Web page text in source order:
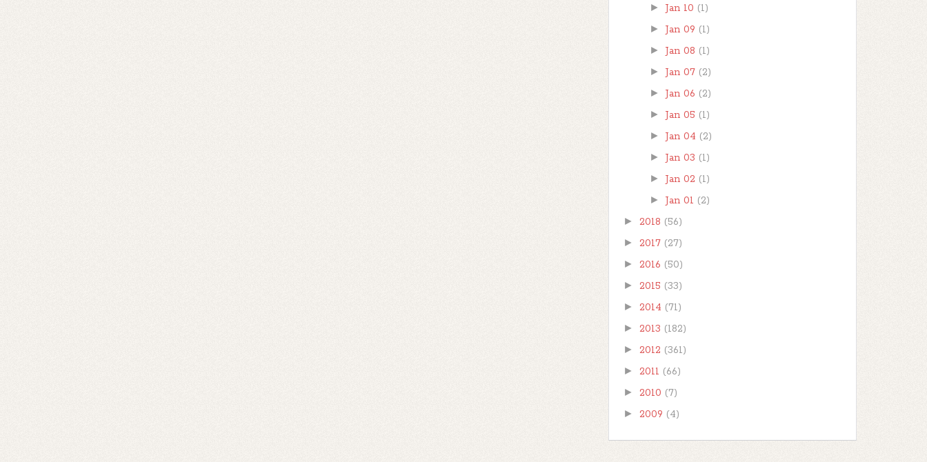
►Jan 10 (1)
►Jan 09 (1)
►Jan 08 (1)
►Jan 07 (2)
►Jan 06 (2)
►Jan 05 (1)
►Jan 04 (2)
►Jan 03 (1)
►Jan 02 (1)
►Jan 01 (2)
► 2018 (56)
► 2017 (27)
► 2016 (50)
► 2015 (33)
► 2014 (71)
► 2013 (182)
► 2012 (361)
► 2011 (66)
► 2010 (7)
► 2009 (4)